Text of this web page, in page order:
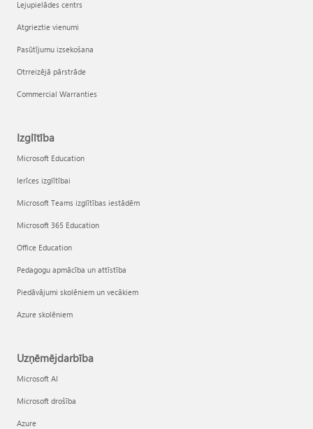
Lejupielādes centrs
Atgrieztie vienumi
Pasūtījumu izsekošana
Otrreizējā pārstrāde
Commercial Warranties
Izglītība
Microsoft Education
Ierīces izglītībai
Microsoft Teams izglītības iestādēm
Microsoft 365 Education
Office Education
Pedagogu apmācība un attīstība
Piedāvājumi skolēniem un vecākiem
Azure skolēniem
Uzņēmējdarbība
Microsoft AI
Microsoft drošība
Azure